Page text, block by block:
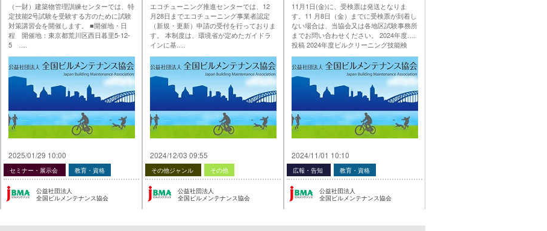
（一財）建築物管理訓練センターでは、特
定技能2号試験を受験する方のために試験
対策講習会を開催します。 ■開催地・日
程 開催地：東京都荒川区西日暮里5-12-
5 ….
試験対策講習会を開催します は 公益社団
法人 全国ビルメンテナンス協会 に最初に
表示されました。
2025/01/29 10:00
セミナー・展示会 教育・資格
公益社団法人
全国ビルメンテナンス協会
エコチューニング推進センターでは、12
月28日までエコチューニング事業者認定
（新規・更新）申請の受付を行っておりま
す。 本制度は、環境省が定めたガイドラ
インに基….
者認定（新規・更新）申請を受付中 は 公
益社団法人 全国ビルメンテナンス協会 に
最初に表示されました。
2024/12/03 09:55
その他ジャンル その他
公益社団法人
全国ビルメンテナンス協会
11月1日(金)に、受検票は発送となりま
す。11 月8日（金）までに受検票が到着し
ない場合は、当協会又は各地区試験事務所
までお問い合わせください。 2024年度….
投稿 2024年度ビルクリーニング技能検
問題のお知らせ は 公益社団法人 全国ビル
メンテナンス協会 に最初に表示されまし
2024/11/01 10:10
広報・告知 教育・資格
公益社団法人
全国ビルメンテナンス協会